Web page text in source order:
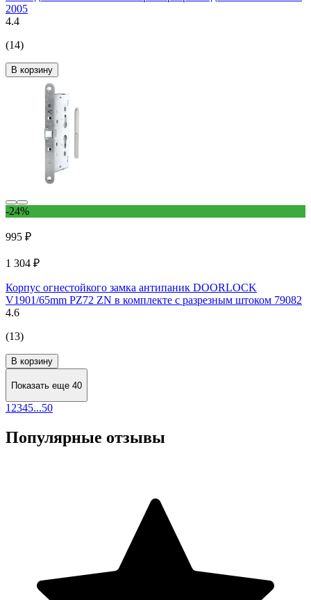
2005
4.4
(14)
В корзину
-24%
995 ₽
1 304 ₽
Корпус огнестойкого замка антипаник DOORLOCK
V1901/65mm PZ72 ZN в комплекте с разрезным штоком 79082
4.6
(13)
В корзину
Показать еще 40
1 2345...50
Популярные отзывы